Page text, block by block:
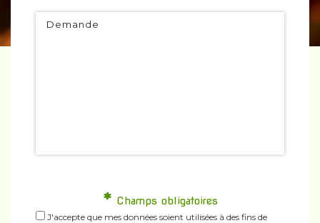
Demande
* Champs obligatoires
J'accepte que mes données soient utilisées à des fins de